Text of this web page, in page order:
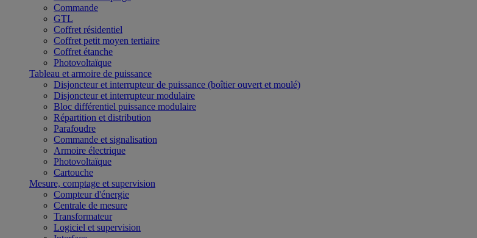
Commande
GTL
Coffret résidentiel
Coffret petit moyen tertiaire
Coffret étanche
Photovoltaïque
Tableau et armoire de puissance
Disjoncteur et interrupteur de puissance (boîtier ouvert et moulé)
Disjoncteur et interrupteur modulaire
Bloc différentiel puissance modulaire
Répartition et distribution
Parafoudre
Commande et signalisation
Armoire électrique
Photovoltaïque
Cartouche
Mesure, comptage et supervision
Compteur d'énergie
Centrale de mesure
Transformateur
Logiciel et supervision